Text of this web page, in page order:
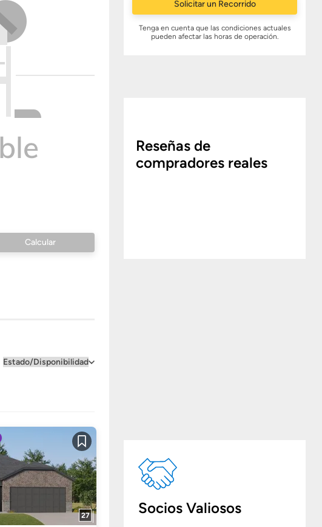
Solicitar un Recorrido
Tenga en cuenta que las condiciones actuales
pueden afectar las horas de operación.
Reseñas de
compradores reales
Socios Valiosos
Guardar
27